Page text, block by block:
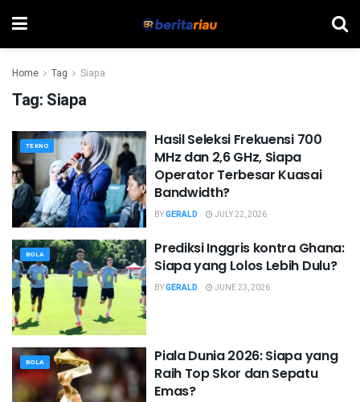
Home Tag Siapa
Tag: Siapa
TEKNO
Hasil Seleksi Frekuensi 700
MHz dan 2,6 GHz, Siapa
Operator Terbesar Kuasai
Bandwidth?
BYGERALD JULY 22, 2026
BOLA
Prediksi Inggris kontra Ghana:
Siapa yang Lolos Lebih Dulu?
BYGERALD JUNE 23, 2026
BOLA
Piala Dunia 2026: Siapa yang
Raih Top Skor dan Sepatu
Emas?